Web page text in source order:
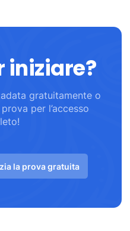
iniziare?
gratuitamente o
per l’accesso
la prova gratuita